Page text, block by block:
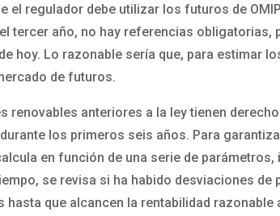
el regulador debe utilizar los futuros de
tercer año, no hay referencias
hoy. Lo razonable sería que, para estimar
de futuros.
anteriores a la ley tienen
los primeros seis años. Para
en función de una serie de
se revisa si ha habido desviaciones
que alcancen la rentabilidad